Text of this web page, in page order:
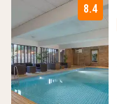
8.4